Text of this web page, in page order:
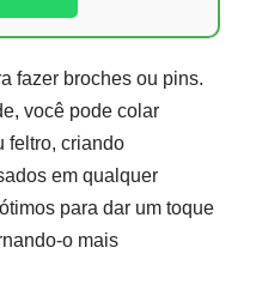
fazer broches ou pins.
você pode colar
feltro, criando
em qualquer
para dar um toque
o mais